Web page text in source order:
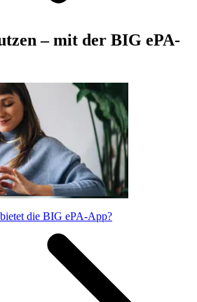
– mit der BIG ePA-
die BIG ePA-App?